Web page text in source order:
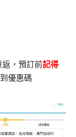
返，預訂前記得
優惠碼